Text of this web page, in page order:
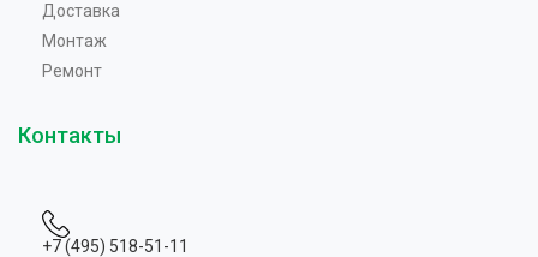
Доставка
Монтаж
Ремонт
Контакты
+7 (495) 518-51-11